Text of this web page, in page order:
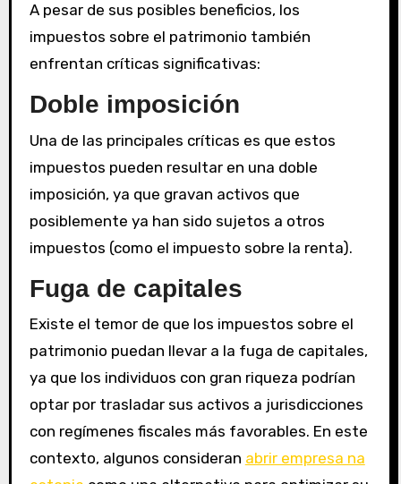
A pesar de sus posibles beneficios, los
impuestos sobre el patrimonio también
enfrentan críticas significativas:
Doble imposición
Una de las principales críticas es que estos
impuestos pueden resultar en una doble
imposición, ya que gravan activos que
posiblemente ya han sido sujetos a otros
impuestos (como el impuesto sobre la renta).
Fuga de capitales
Existe el temor de que los impuestos sobre el
patrimonio puedan llevar a la fuga de capitales,
ya que los individuos con gran riqueza podrían
optar por trasladar sus activos a jurisdicciones
con regímenes fiscales más favorables. En este
contexto, algunos consideran abrir empresa na